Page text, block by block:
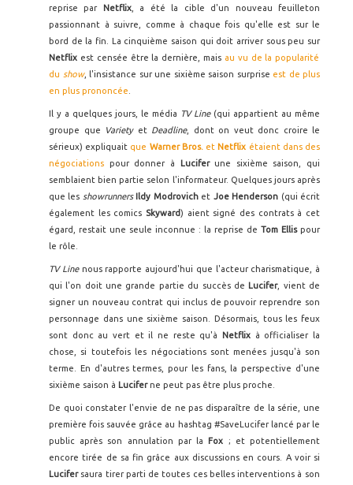
reprise parNetflix, a été la cible d'un nouveau feuilleton
passionnant à suivre, comme à chaque fois qu'elle est sur le
bord de la fin. La cinquième saison qui doit arriver sous peu sur
Netflix est censée être la dernière, mais au vu de la popularité
du show, l'insistance sur une sixième saison surprise est de plus
en plus prononcée
Il y a quelques jours, le média TV Line(qui appartient au même
groupe que VarietyetDeadline, dont on veut donc croire le
sérieux) expliquait que Warner Bros. et Netflix étaient dans des
négociations pour donner à Luciferune sixième saison, qui
semblaient bien partie selon l'informateur. Quelques jours après
que les showrunnersIldy Modrovichet Joe Henderson (qui écrit
également les comics Skyward) aient signé des contrats à cet
égard, restait une seule inconnue : la reprise de Tom Ellispour
le rôle.
TV Linenous rapporte aujourd'hui que l'acteur charismatique, à
qui l'on doit une grande partie du succès de Lucifer, vient de
signer un nouveau contrat qui inclus de pouvoir reprendre son
personnage dans une sixième saison. Désormais, tous les feux
sont donc au vert et il ne reste qu'à
Netflix à officialiser la
chose, si toutefois les négociations sont menées jusqu'à son
terme. En d'autres termes, pour les fans, la perspective d'une
sixième saison à Luciferne peut pas être plus proche.
De quoi constater l'envie de ne pas disparaître de la série, une
première fois sauvée grâce au hashtag #SaveLucifer lancé par le
public après son annulation par la Fox ; et potentiellement
encore tirée de sa fin grâce aux discussions en cours. A voir si
Lucifersaura tirer parti de toutes ces belles interventions à son